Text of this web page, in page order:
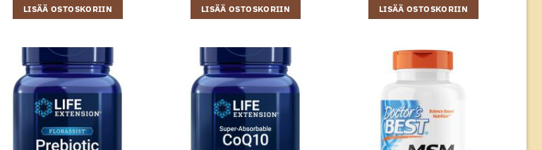
LISÄÄ OSTOSKORIIN LISÄÄ OSTOSKORIIN LISÄÄ OSTOSKORIIN